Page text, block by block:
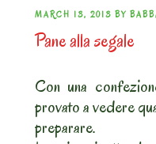
POSTED
ON
MARCH 13, 2013 BY
Pane alla segale
Con una
provato a vedere
preparare.